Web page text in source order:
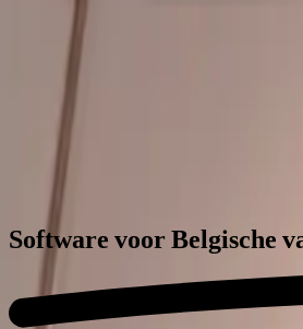
Software voorBelgische